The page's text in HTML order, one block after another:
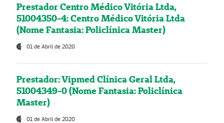
Prestador Centro Médico Vitória Ltda,
51004350-4: Centro Médico Vitória Ltda
(Nome Fantasia: Policlínica Master)
01 de Abril de 2020
Prestador: Vipmed Clínica Geral Ltda,
51004349-0 (Nome Fantasia: Policlínica
Master)
01 de Abril de 2020